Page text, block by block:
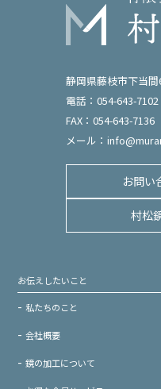
静岡県藤枝市下当間
電話：054-643-7102
FAX：054-643-7136
メール：
お問い
村松
お伝えしたいこと
私たちのこと
会社概要
鏡の加工について